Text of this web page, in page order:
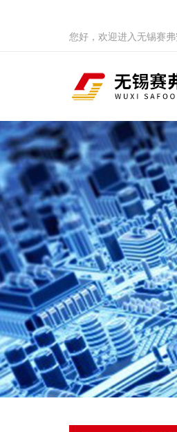
您好，欢迎进入无锡赛